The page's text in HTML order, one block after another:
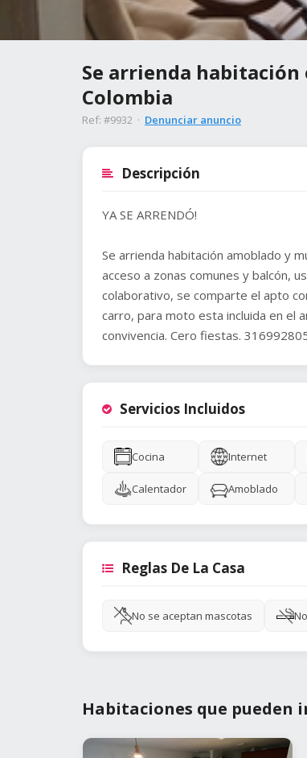
Se arrienda habitación
Colombia
Ref: #9932 · Denunciar anuncio
Descripción
YA SE ARRENDÓ!
Se arrienda habitación amoblado y
acceso a zonas comunes y balcón,
colaborativo, se comparte el apto
carro, para moto esta incluida en el
convivencia. Cero fiestas.
Servicios Incluidos
Cocina Internet
Calentador Amoblado
Reglas De La Casa
No se aceptan mascotas
Habitaciones que pueden